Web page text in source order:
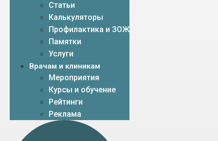
Статьи
Калькуляторы
Профилактика и ЗОЖ
Памятки
Услуги
Врачам и клиникам
Мероприятия
Курсы и обучение
Рейтинги
Реклама